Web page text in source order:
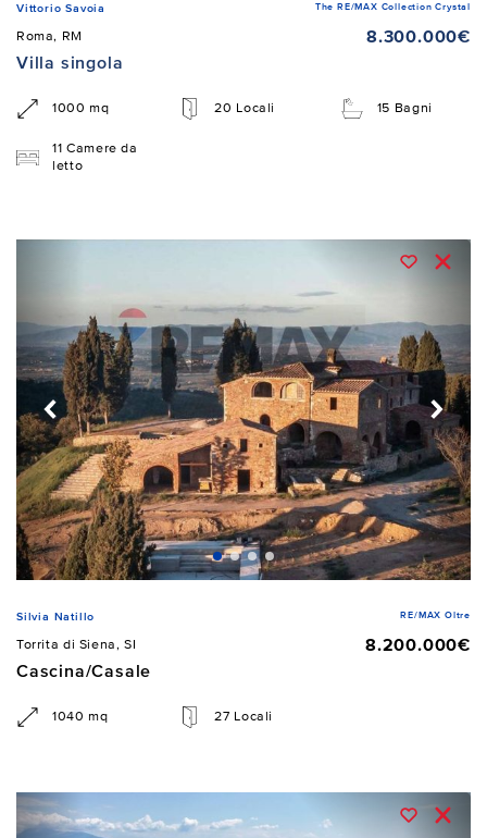
Vittorio Savoia The RE/MAX Collection Crystal
Roma, RM
8.300.000€
Villa singola
1000 mq 20 Locali 15 Bagni
11 Camere da
letto
Silvia Natillo RE/MAX Oltre
Torrita di Siena, SI
8.200.000€
Cascina/Casale
1040 mq 27 Locali